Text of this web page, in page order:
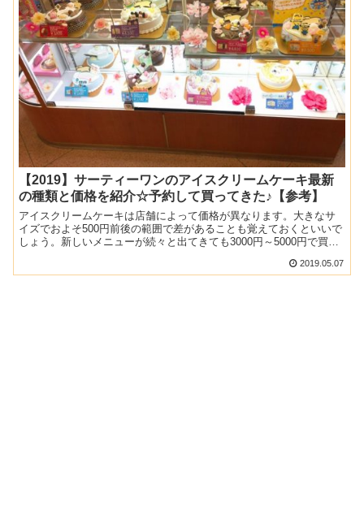
【2019】サーティーワンのアイスクリームケーキ最新
の種類と価格を紹介☆予約して買ってきた♪【参考】
アイスクリームケーキは店舗によって価格が異なります。大きなサ
イズでおよそ500円前後の範囲で差があることも覚えておくといいで
しょう。新しいメニューが続々と出てきても3000円～5000円で買う
2019.05.07